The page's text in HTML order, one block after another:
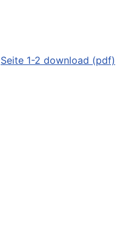
Seite 1-2 download (pdf)